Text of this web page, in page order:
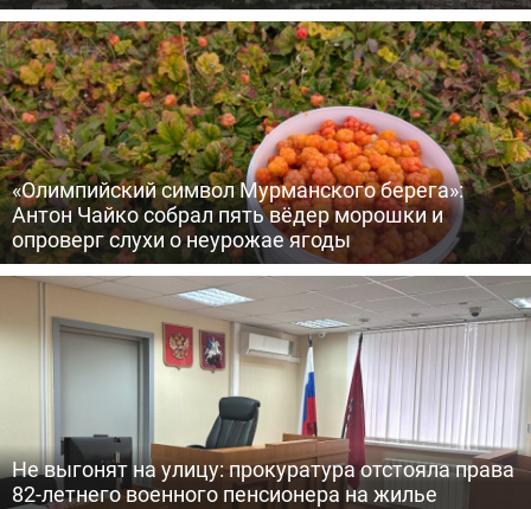
«Олимпийский символ Мурманского берега»:
Антон Чайко собрал пять вёдер морошки и
опроверг слухи о неурожае ягоды
Не выгонят на улицу: прокуратура отстояла права
82-летнего военного пенсионера на жилье